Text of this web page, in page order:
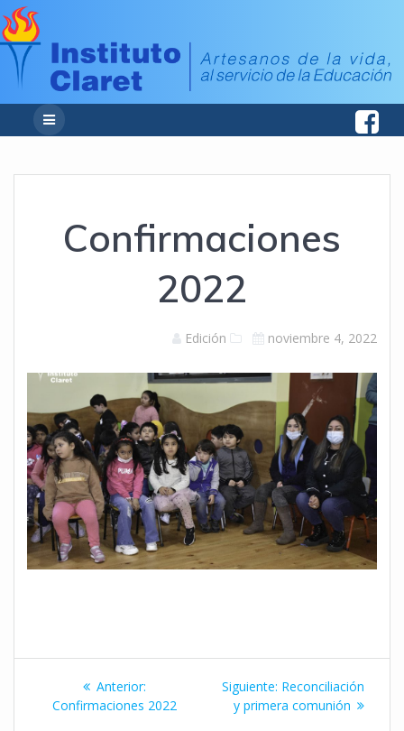
Confirmaciones
2022
Edición noviembre 4, 2022
Navegación
Anterior:Entrada
anterior:
Confirmaciones 2022
Siguiente: Siguiente
entrada:
Reconciliación
y primera comunión